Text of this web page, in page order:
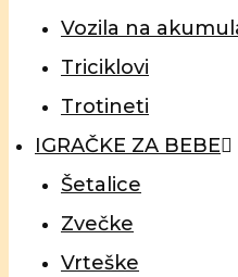
Vozila na
Triciklovi
Trotineti
IGRAČKE ZA BEBE
Šetalice
Zvečke
Vrteške